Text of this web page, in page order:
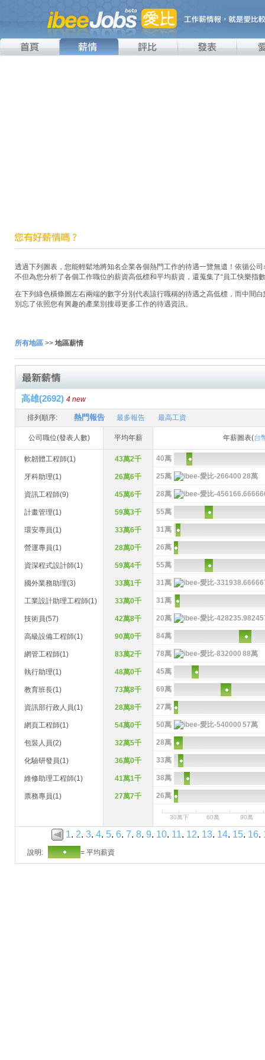
透過下列圖表，您能輕鬆地將知名企業各個熱門工作的待遇一覽無遺！依循公
不但為您分析了各個工作職位的薪資高低標和平均薪資，還蒐集了“員工快樂指
在下列綠色橫條圖左右兩端的數字分別代表該行職稱的待遇之高低標，而中間
別忘了依照您有興趣的產業別搜尋更多工作的待遇資訊。
所有地區 >> 地區薪情
高雄(2692) 4 new
排列順序: 熱門報告 最多報告 最高工資
公司職位(發表人數) 平均年薪 年薪圖表(台
軟韌體工程師(1) 43萬2千 40萬
牙科助理(1) 26萬6千 25萬 28萬
資訊工程師(9) 45萬6千 28萬
計畫管理(1) 59萬3千 55萬
環安專員(1) 33萬6千 31萬
營運專員(1) 28萬0千 26萬
資深程式設計師(1) 59萬4千 55萬
國外業務助理(3) 33萬1千 31萬
工業設計助理工程師(1) 33萬0千 31萬
技術員(57) 42萬8千 20萬
高級設備工程師(1) 90萬0千 84萬
網管工程師(1) 83萬2千 78萬 88萬
執行助理(1) 48萬0千 45萬
教育班長(1) 73萬8千 69萬
資訊部行政人員(1) 28萬8千 27萬
網頁工程師(1) 54萬0千 50萬 57萬
包裝人員(2) 32萬5千 28萬
化驗研發員(1) 36萬0千 33萬
維修助理工程師(1) 41萬1千 38萬
票務專員(1) 27萬7千 26萬
30萬下 60萬 90萬
1. 2. 3. 4. 5. 6. 7. 8. 9. 10. 11. 12. 13. 14. 15. 16.
說明: = 平均薪資